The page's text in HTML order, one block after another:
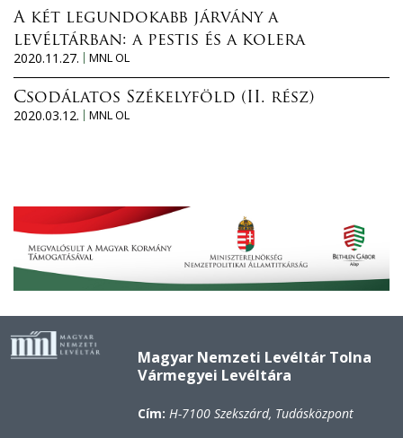
A két legundokabb járvány a
levéltárban: a pestis és a kolera
2020.11.27.
MNL OL
Csodálatos Székelyföld (II. rész)
2020.03.12.
MNL OL
Magyar Nemzeti Levéltár Tolna
Vármegyei Levéltára
Cím:H-7100 Szekszárd, Tudásközpont